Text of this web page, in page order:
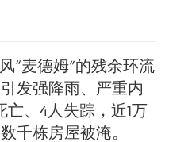
“麦德姆”的残余环流
发强降雨、严重内
、4人失踪，近1万
千栋房屋被淹。